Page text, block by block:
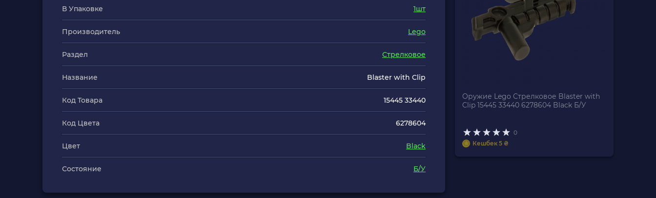
В Упаковке 1шт
Производитель Lego
Раздел Стрелковое
Название Blaster with Clip
Код Товара 15445 33440
Код Цвета 6278604
Цвет Black
Состояние Б/У
Оружие Lego Стрелковое Blaster with
Clip 15445 33440 6278604 Black Б/У
0
Кешбек 5 ₴